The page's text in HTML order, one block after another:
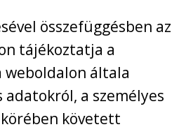
összefüggésben az
tájékoztatja a
weboldalon általa
adatokról, a személyes
követett